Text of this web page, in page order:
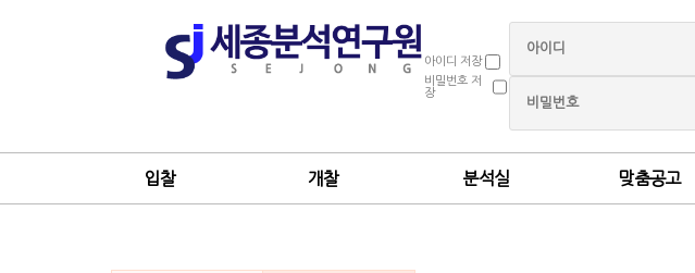
아이디 저장
비밀번호 저
장
입찰 개찰 분석실 맞춤공고